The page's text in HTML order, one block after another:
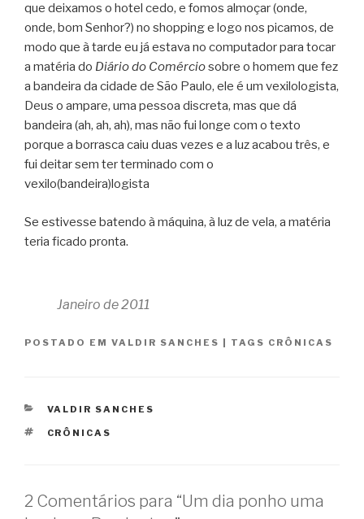
que deixamos o hotel cedo, e fomos almoçar (onde,
onde, bom Senhor?) no shopping e logo nos picamos, de
modo que à tarde eu já estava no computador para tocar
a matéria do Diário do Comérciosobre o homem que fez
a bandeira da cidade de São Paulo, ele é um vexilologista,
Deus o ampare, uma pessoa discreta, mas que dá
bandeira (ah, ah, ah), mas não fui longe com o texto
porque a borrasca caiu duas vezes e a luz acabou três, e
fui deitar sem ter terminado com o
vexilo(bandeira)logista
Se estivesse batendo à máquina, à luz de vela, a matéria
teria ficado pronta.
Janeiro de 2011
POSTADO EM VALDIR SANCHES TAGS CRÔNICAS
CATEGORIAS
VALDIR SANCHES
TAGS
CRÔNICAS
2 Comentários para “Um dia ponho uma